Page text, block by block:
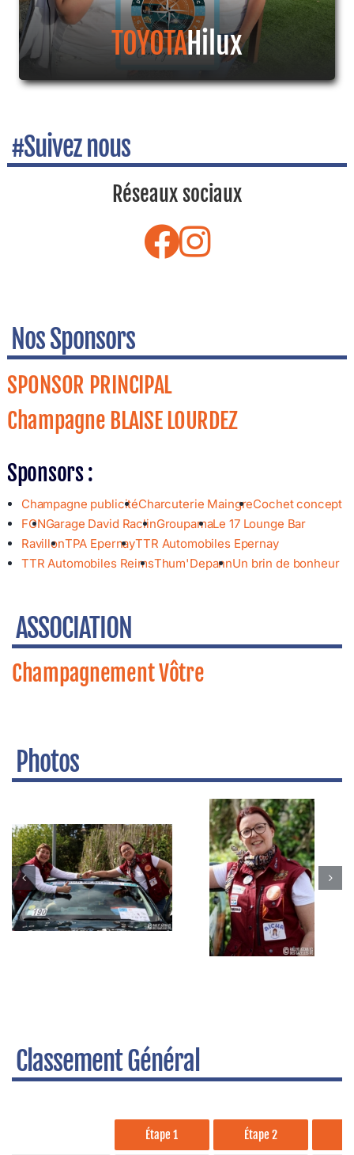
TOYOTAHilux
#Suivez nous
Réseaux sociaux
Nos Sponsors
SPONSOR PRINCIPAL
Champagne BLAISE LOURDEZ
Sponsors :
Champagne publicitéCharcuterie MaingreCochet concept
FCNGarage David RaclinGroupamaLe 17 Lounge Bar
RavillonTPA EpernayTTR Automobiles Epernay
TTR Automobiles ReimsThum'DepannUn brin de bonheur
ASSOCIATION
Champagnement Vôtre
Photos
Classement Général
Étape 1 Étape 2